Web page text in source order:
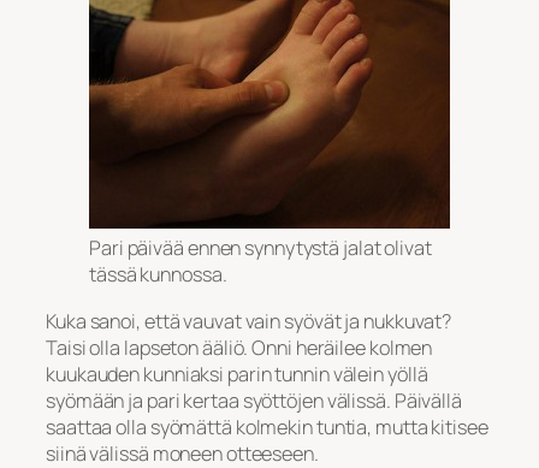
Pari päivää ennen synnytystä jalat olivat
tässä kunnossa.
Kuka sanoi, että vauvat vain syövät ja nukkuvat?
Taisi olla lapseton ääliö. Onni heräilee kolmen
kuukauden kunniaksi parin tunnin välein yöllä
syömään ja pari kertaa syöttöjen välissä. Päivällä
saattaa olla syömättä kolmekin tuntia, mutta kitisee
siinä välissä moneen otteeseen.